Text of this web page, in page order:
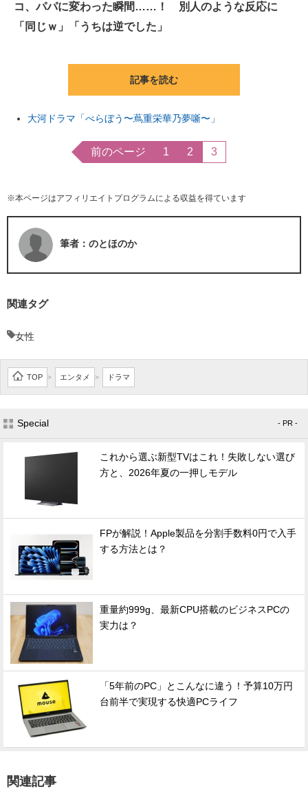
コ、パパに変わった瞬間……！ 別人のような反応に
「同じｗ」「うちは逆でした」
記事を読む
大河ドラマ「べらぼう〜蔦重栄華乃夢噺〜」
前のページ 1 2 3
※本ページはアフィリエイトプログラムによる収益を得ています
筆者：のとほのか
関連タグ
女性
TOP > エンタメ > ドラマ
Special - PR -
これから選ぶ新型TVはこれ！失敗しない選び
方と、2026年夏の一押しモデル
FPが解説！Apple製品を分割手数料0円で入手
する方法とは？
重量約999g、最新CPU搭載のビジネスPCの
実力は？
「5年前のPC」とこんなに違う！予算10万円
台前半で実現する快適PCライフ
関連記事